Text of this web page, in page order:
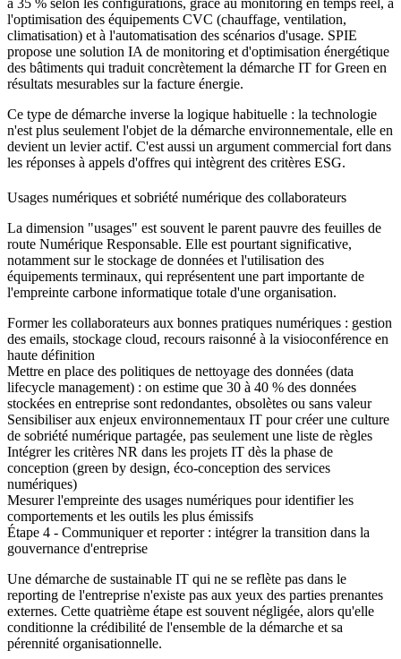
l'optimisation des équipements CVC (chauffage, ventilation,
climatisation) et à l'automatisation des scénarios d'usage. SPIE
propose une solution IA de monitoring et d'optimisation énergétique
des bâtiments qui traduit concrètement la démarche IT for Green en
résultats mesurables sur la facture énergie.
Ce type de démarche inverse la logique habituelle : la technologie
n'est plus seulement l'objet de la démarche environnementale, elle en
devient un levier actif. C'est aussi un argument commercial fort dans
les réponses à appels d'offres qui intègrent des critères ESG.
Usages numériques et sobriété numérique des collaborateurs
La dimension "usages" est souvent le parent pauvre des feuilles de
route Numérique Responsable. Elle est pourtant significative,
notamment sur le stockage de données et l'utilisation des
équipements terminaux, qui représentent une part importante de
l'empreinte carbone informatique totale d'une organisation.
Former les collaborateurs aux bonnes pratiques numériques : gestion
des emails, stockage cloud, recours raisonné à la visioconférence en
haute définition
Mettre en place des politiques de nettoyage des données (data
lifecycle management) : on estime que 30 à 40 % des données
stockées en entreprise sont redondantes, obsolètes ou sans valeur
Sensibiliser aux enjeux environnementaux IT pour créer une culture
de sobriété numérique partagée, pas seulement une liste de règles
Intégrer les critères NR dans les projets IT dès la phase de
conception (green by design, éco-conception des services
numériques)
Mesurer l'empreinte des usages numériques pour identifier les
comportements et les outils les plus émissifs
Étape 4 - Communiquer et reporter : intégrer la transition dans la
gouvernance d'entreprise
Une démarche de sustainable IT qui ne se reflète pas dans le
reporting de l'entreprise n'existe pas aux yeux des parties prenantes
externes. Cette quatrième étape est souvent négligée, alors qu'elle
conditionne la crédibilité de l'ensemble de la démarche et sa
pérennité organisationnelle.